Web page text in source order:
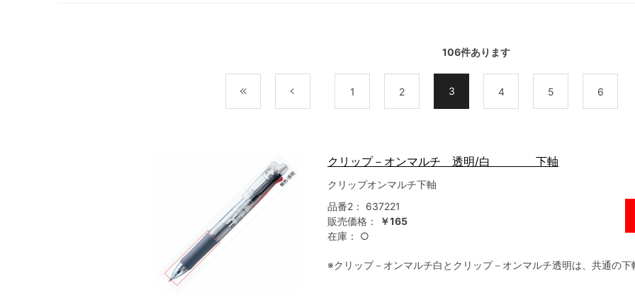
106件あります
1 2 3 4 5 6
クリップ－オンマルチ 透明/白 下軸
クリップオンマルチ下軸
品番2：
637221
販売価格：
￥165
在庫：
○
※クリップ－オンマルチ白とクリップ－オンマルチ透明は、共通の